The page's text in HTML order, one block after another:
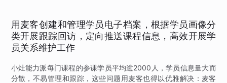
用麦客创建和管理学员电子档案，根据学员画像分
类开展跟踪回访，定向推送课程信息，高效开展学
员关系维护工作
小灶能力派每门课程的参课学员平均逾2000人，学员信息量大而
分散，不易管理和跟踪，这些问题用麦客也得以优雅解决：麦客